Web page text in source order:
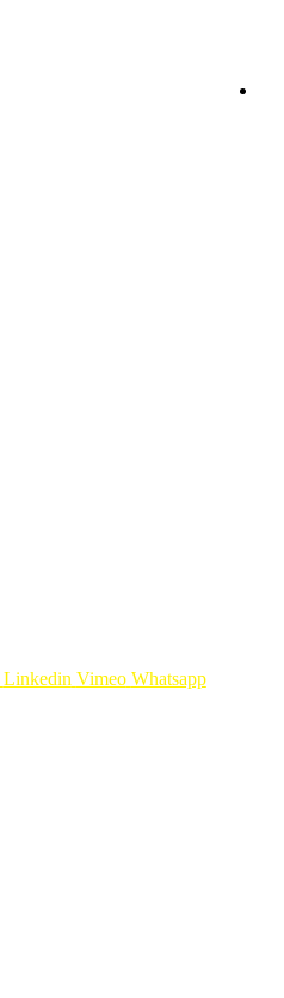
Linkedin Vimeo Whatsapp